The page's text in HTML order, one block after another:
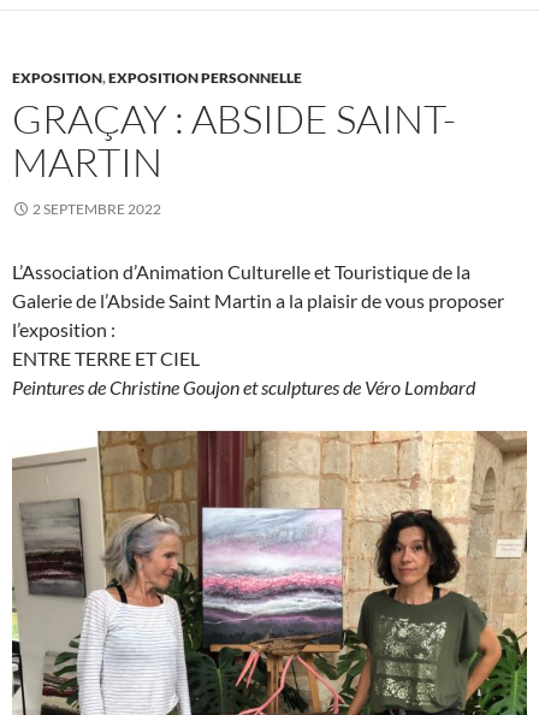
EXPOSITION,EXPOSITION PERSONNELLE
GRAÇAY : ABSIDE SAINT-
MARTIN
2 SEPTEMBRE 2022
L’Association d’Animation Culturelle et Touristique de la
Galerie de l’Abside Saint Martin a la plaisir de vous proposer
l’exposition :
ENTRE TERRE ET CIEL
Peintures de Christine Goujon et sculptures de Véro Lombard